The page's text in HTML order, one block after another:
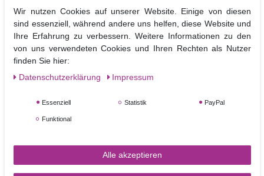
Ähnliche Artikel
Blumendraht 20 g grün - 25 Drähte pro Packung
Wir nutzen Cookies auf unserer Website. Einige von diesen
sind essenziell, während andere uns helfen, diese Website und
Ihre Erfahrung zu verbessern. Weitere Informationen zu den
von uns verwendeten Cookies und Ihren Rechten als Nutzer
finden Sie hier:
Daten­schutz­erklärung
Impressum
Essenziell Statistik PayPal
Funktional
Alle akzeptieren